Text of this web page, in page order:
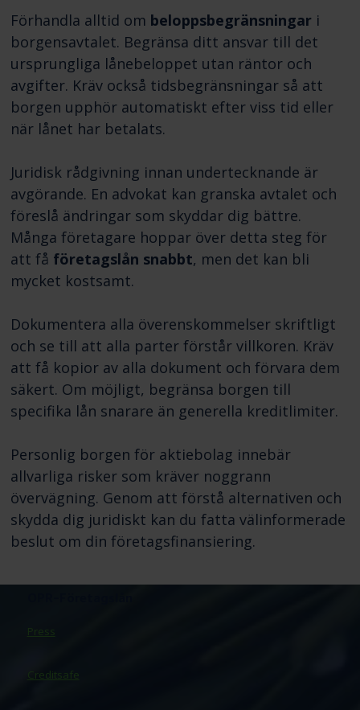
Förhandla alltid om beloppsbegränsningar i
borgensavtalet. Begränsa ditt ansvar till det
ursprungliga lånebeloppet utan räntor och
avgifter. Kräv också tidsbegränsningar så att
borgen upphör automatiskt efter viss tid eller
när lånet har betalats.
Juridisk rådgivning innan undertecknande är
avgörande. En advokat kan granska avtalet och
föreslå ändringar som skyddar dig bättre.
Många företagare hoppar över detta steg för
att få företagslån snabbt, men det kan bli
mycket kostsamt.
Dokumentera alla överenskommelser skriftligt
och se till att alla parter förstår villkoren. Kräv
att få kopior av alla dokument och förvara dem
säkert. Om möjligt, begränsa borgen till
specifika lån snarare än generella kreditlimiter.
Personlig borgen för aktiebolag innebär
allvarliga risker som kräver noggrann
övervägning. Genom att förstå alternativen och
skydda dig juridiskt kan du fatta välinformerade
beslut om din företagsfinansiering.
Posted
Nyheter
Inläggsnavigering
småföretag: 7 vanliga
Press
Creditsafe